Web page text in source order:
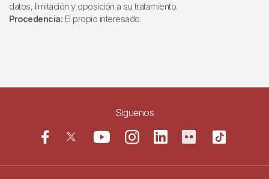
datos, limitación y oposición a su tratamiento.
Procedencia: El propio interesado.
Siguenos